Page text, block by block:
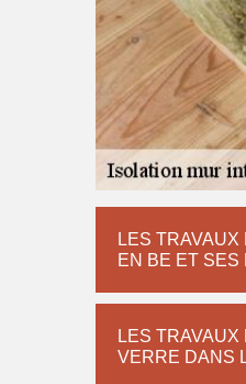
LES
EN BE ET SES
LES
VERRE DANS